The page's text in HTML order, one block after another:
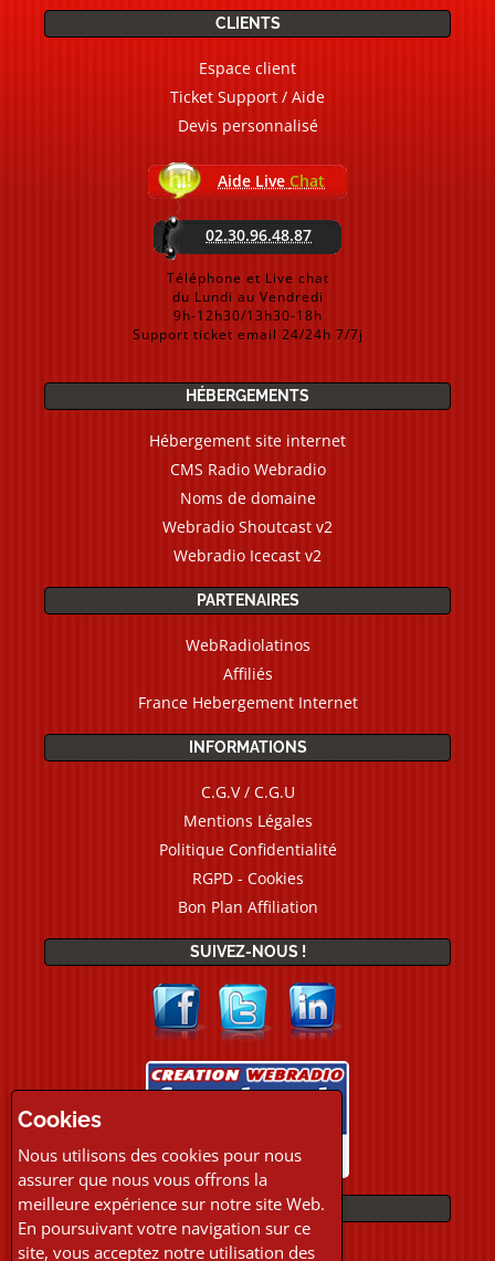
CLIENTS
Espace client
Ticket Support / Aide
Devis personnalisé
Aide Live Chat
02.30.96.48.87
Téléphone et Live chat
du Lundi au Vendredi
9h-12h30/13h30-18h
Support ticket email 24/24h 7/7j
HÉBERGEMENTS
Hébergement site internet
CMS Radio Webradio
Noms de domaine
Webradio Shoutcast v2
Webradio Icecast v2
PARTENAIRES
WebRadiolatinos
Affiliés
France Hebergement Internet
INFORMATIONS
C.G.V / C.G.U
Mentions Légales
Politique Confidentialité
RGPD - Cookies
Bon Plan Affiliation
SUIVEZ-NOUS !
PAIEMENTS
Cookies
Nous utilisons des cookies pour nous
assurer que nous vous offrons la
meilleure expérience sur notre site Web.
En poursuivant votre navigation sur ce
site, vous acceptez notre utilisation des